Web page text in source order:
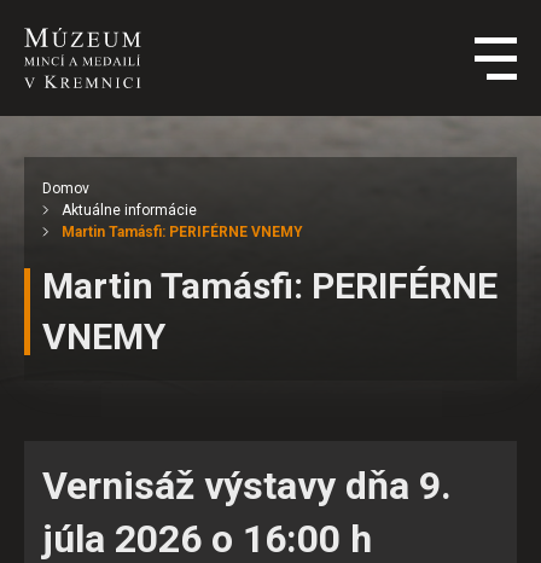
Domov
Aktuálne informácie
Martin Tamásfi: PERIFÉRNE VNEMY
Martin Tamásfi: PERIFÉRNE
VNEMY
Vernisáž výstavy dňa 9.
júla 2026 o 16:00 h